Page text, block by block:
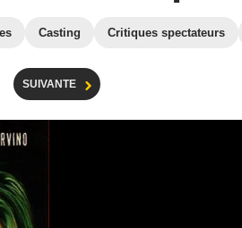
Casting Critiques spectateurs
SUIVANTE